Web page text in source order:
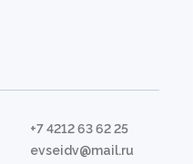
+7 4212 63 62 25
evseidv@mail.ru